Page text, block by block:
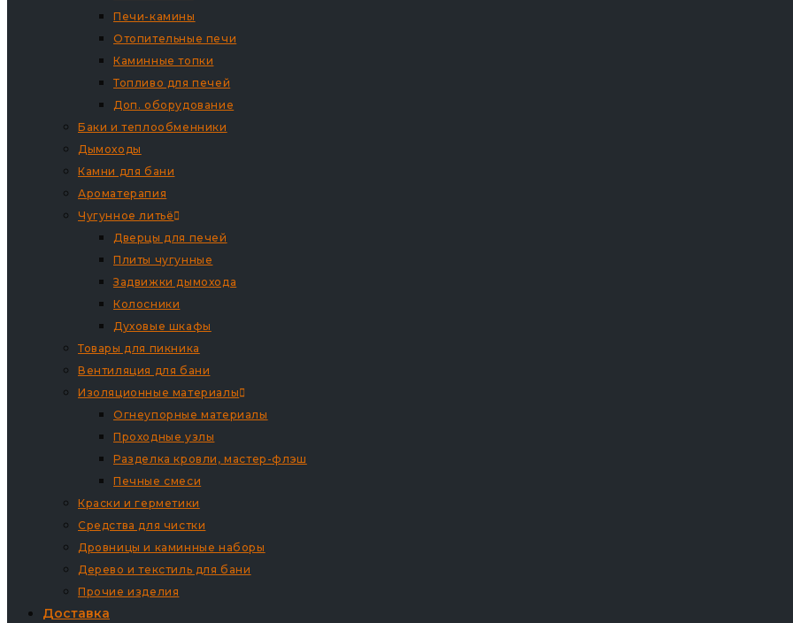
Печи-камины
Отопительные печи
Каминные топки
Топливо для печей
Доп. оборудование
Баки и теплообменники
Дымоходы
Камни для бани
Ароматерапия
Чугунное литьё
Дверцы для печей
Плиты чугунные
Задвижки дымохода
Колосники
Духовые шкафы
Товары для пикника
Вентиляция для бани
Изоляционные материалы
Огнеупорные материалы
Проходные узлы
Разделка кровли, мастер-флэш
Печные смеси
Краски и герметики
Средства для чистки
Дровницы и каминные наборы
Дерево и текстиль для бани
Прочие изделия
Доставка